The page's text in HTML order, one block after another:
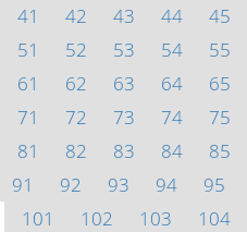
41
42 43 44 45
51
52 53 54 55
61
62 63 64 65
71
72 73 74 75
81
82 83 84 85
91
92 93 94 95
101
102 103 104